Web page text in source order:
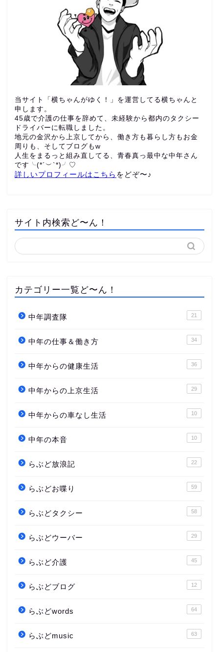
当サイト「横ちゃんがゆく！」を運営してる横ちゃんと
申します。
45歳で介護の仕事を辞めて、未経験から都内のタクシー
ドライバーに転職しました。
地元の金沢から上京してから、働き方も暮らし方もお金
周りも、 そしてブログもw
人生をまるっと組み直してる、青春真っ最中な中年さん
です╰(*´︶`*)╯♡
詳しいプロフィールはこちら をどぞ〜♪
サイト内検索ど〜ん！
カテゴリー一覧ど〜ん！
中年調査隊 21
中年の仕事＆働き方 34
中年からの健康生活 36
中年からの上京生活 29
中年からの車なし生活 10
中年の本音 10
らぶど放浪記 22
らぶどお喋り 59
らぶどタクシー 58
らぶどウーバー 29
らぶど介護 45
らぶどブログ 12
らぶどwords 64
らぶどmusic 63